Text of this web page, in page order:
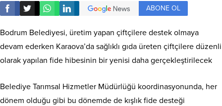
ABONE OL
Bodrum Belediyesi, üretim yapan çiftçilere destek olmaya
devam ederken Karaova’da sağlıklı gıda üreten çiftçilere düzenli
olarak yapılan fide hibesinin bir yenisi daha gerçekleştirilecek
Belediye Tarımsal Hizmetler Müdürlüğü koordinasyonunda, her
dönem olduğu gibi bu dönemde de kışlık fide desteği